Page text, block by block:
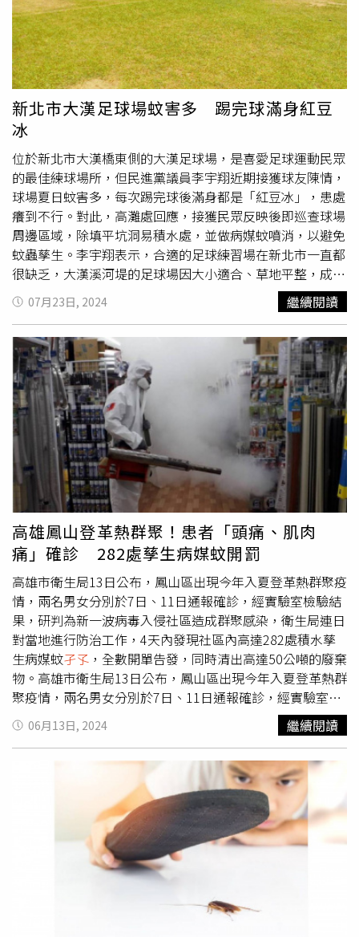
瀉、出疹等登革熱疑似症狀，應盡速就醫，並主動告知醫師
近期活動史。
新北市大漢足球場蚊害多 踢完球滿身紅豆
冰
位於新北市大漢橋東側的大漢足球場，是喜愛足球運動民眾
的最佳練球場所，但民進黨議員李宇翔近期接獲球友陳情，
球場夏日蚊害多，每次踢完球後滿身都是「紅豆冰」，患處
癢到不行。對此，高灘處回應，接獲民眾反映後即巡查球場
周邊區域，除填平坑洞易積水處，並做病媒蚊噴消，以避免
蚊蟲孳生。李宇翔表示，合適的足球練習場在新北市一直都
很缺乏，大漢溪河堤的足球場因大小適合、草地平整，成為
絕佳的足球練習場地，許多大人、小孩都會來此踢球。不過
他近期接獲民眾陳情，大漢足球場雖然場地好，但夏季傍晚
入夜時分，蚊害非常嚴重，球友們練球都被蚊子叮滿全身，
小朋友更是四肢成紅豆冰，患處腫脹發癢嚴重影響運動品
質，要求高灘處加強消毒與種植驅蚊植物改善，希望盡快降
低球場蚊害，還給市民一個舒適的踢球環境。高灘處表示，
已於6月26日、7月4日針對足球場域、人工溼地前綠帶周邊
及足球場旁座椅休憩區等處，實施環境噴消防治，後續將再
視現況使用情形，安排病媒蚊噴消作業。而驅蚊植物是透過
植物散發氣味以趨避蚊蟲，且受限於氣味擴散範圍及濃度，
對於大面積區域範圍成效有限且無法完全消滅蚊蟲，為考量
整體河濱公園活動民眾遊憩品質，有效控制蚊蟲問題，高灘
處採取環境消毒、清理積水，並以個人防護與環境管理為
主，化學防治為輔的綜合防治策略。高灘處說明，經評估疑
為近期天候炎熱，且午後強陣雨後又晴朗高溫的不穩定天
氣，致使環境炎熱潮溼，容易有積水問題致使蚊蟲孳生，且
基於蚊子畏光喜陰暗潮溼的特性，蚊子通常會躲在光線微弱
的陰暗處；此外，日出後1至2小時、日落前2至3小時都是
斑蚊叮咬人的高峰期，此時民眾若有戶外活動應做好防蚊措
施。對於球友懷疑，蚊害嚴重是因足球場旁的人工溼地造成
蚊蟲孳生，高灘處表示，人工溼地水池為流動的半汙水，非
屬蚊科生長環境，若有幼蟲則水中昆蟲會捕食 孑孓，透過定
期維護植栽水域，可達到生態防治的成效。
07月23日, 2024 繼續閱讀
高雄鳳山登革熱群聚！患者「頭痛、肌肉
痛」確診 282處孳生病媒蚊開罰
高雄市衛生局13日公布，鳳山區出現今年入夏登革熱群聚疫
情，兩名男女分別於7日、11日通報確診，經實驗室檢驗結
果，研判為新一波病毒入侵社區造成群聚感染，衛生局連日
對當地進行防治工作，4天內發現社區內高達282處積水孳
生病媒蚊孑孓 ，全數開單告發，同時清出高達50公噸的廢棄
物。高雄市衛生局13日公布，鳳山區出現今年入夏登革熱群
聚疫情，兩名男女分別於7日、11日通報確診，經實驗室檢
驗結果，研判為新一波病毒入侵社區造成群聚感染。（示意
圖／登防中心提供）根據高市衛生局說法，首例是在鳳山區
鎮北里的20多歲男性，是一名交通運輸維修人員，6日出現
發燒、頭痛、後眼窩痛、肌肉酸痛、關節痛，7日採檢通報
後確診，第二例為同區40多歲女性， 4日肌肉痛就醫、11日
症狀加劇伴隨頭痛、骨頭痛、眼窩痛、噁心嘔吐，就醫採檢
通報後確診。兩例個案經實驗室檢驗結果皆為PCR陽性第一
型，首例個案經中央疾管署進行病毒定序初步研判與去年本
土流行的病毒株不同，研判為新一波病毒入侵社區所造成的
場工作，而首例男子於病發前7天赴該賣場購物，經現場調
06月13日, 2024 繼續閱讀